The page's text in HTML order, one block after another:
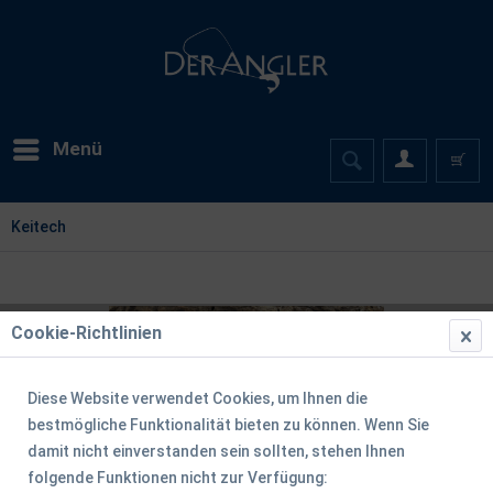
Menü
Keitech
Cookie-Richtlinien
Diese Website verwendet Cookies, um Ihnen die
bestmögliche Funktionalität bieten zu können. Wenn Sie
damit nicht einverstanden sein sollten, stehen Ihnen
folgende Funktionen nicht zur Verfügung: